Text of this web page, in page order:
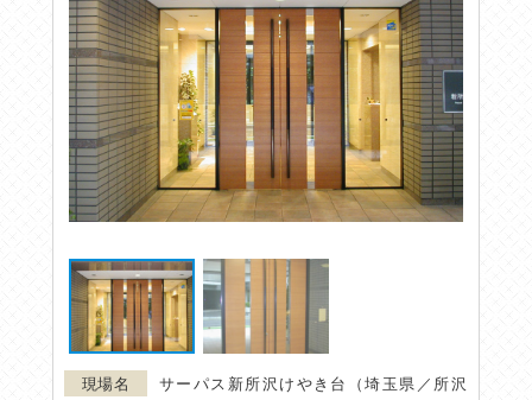
サーパス新所沢けやき台（埼玉県／所沢